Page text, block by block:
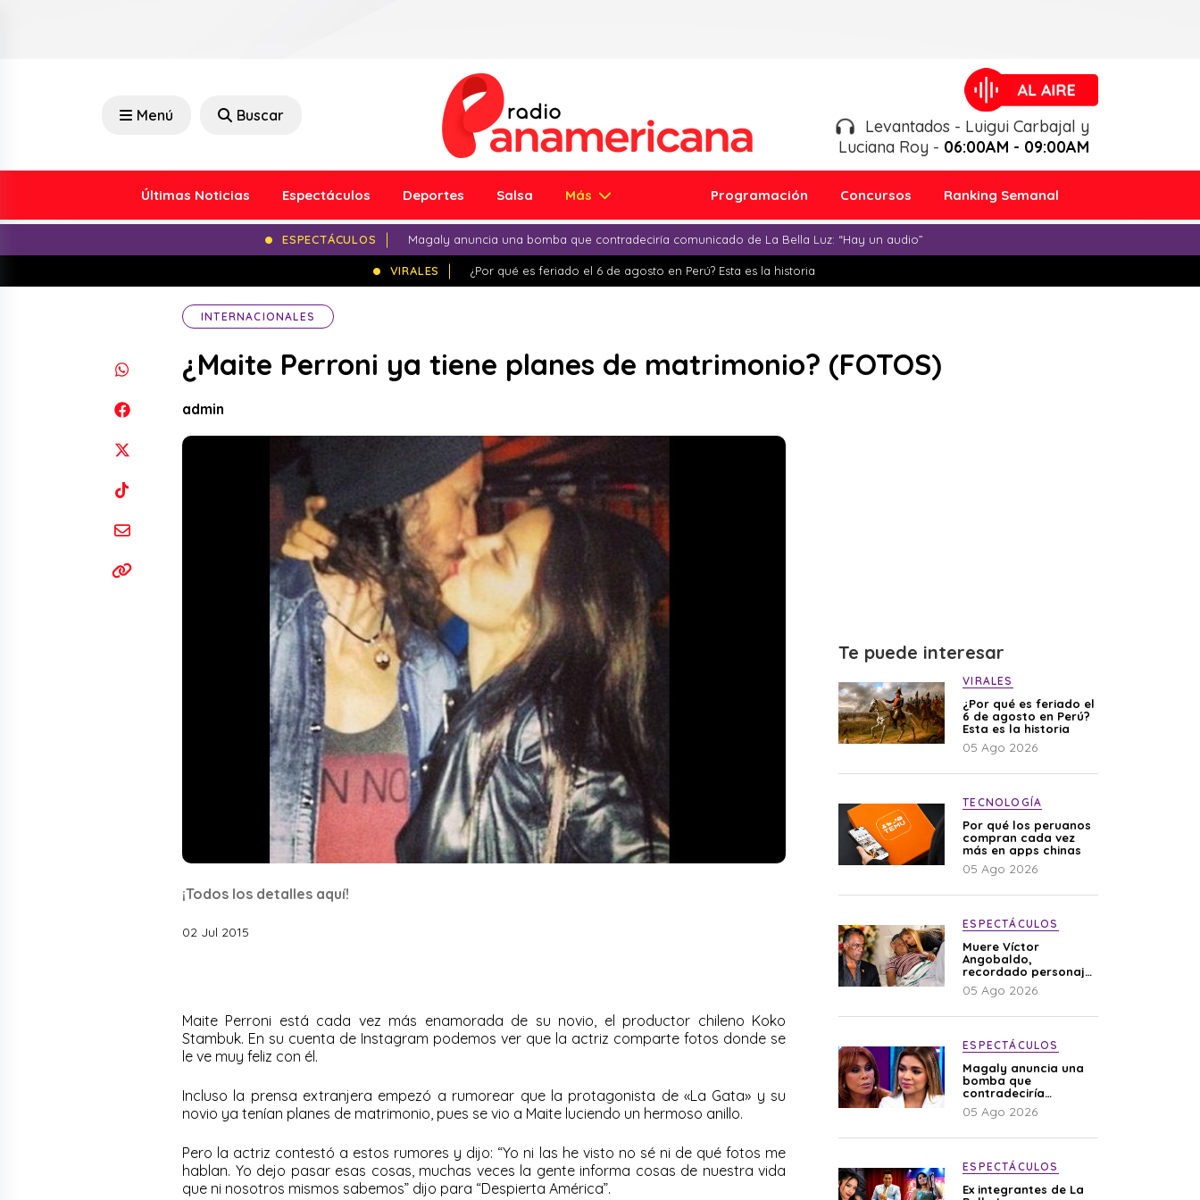
Menú Buscar
Levantados - Luigui Carbajal y
Luciana Roy - 06:00AM - 09:00AM
Últimas Noticias Espectáculos Deportes Salsa Más Programación Concursos Ranking Semanal
ESPECTÁCULOS Magaly anuncia una bomba que contradeciría comunicado de La Bella Luz: “Hay un audio”
VIRALES ¿Por qué es feriado el 6 de agosto en Perú? Esta es la historia
INTERNACIONALES
¿Maite Perroni ya tiene planes de matrimonio? (FOTOS)
admin
¡Todos los detalles aquí!
02 Jul 2015
Maite Perroni está cada vez más enamorada de su novio, el productor chileno Koko
Stambuk. En su cuenta de Instagram podemos ver que la actriz comparte fotos donde se
le ve muy feliz con él.
Incluso la prensa extranjera empezó a rumorear que la protagonista de «La Gata» y su
novio ya tenían planes de matrimonio, pues se vio a Maite luciendo un hermoso anillo.
Pero la actriz contestó a estos rumores y dijo: “Yo ni las he visto no sé ni de qué fotos me
hablan. Yo dejo pasar esas cosas, muchas veces la gente informa cosas de nuestra vida
que ni nosotros mismos sabemos” dijo para “Despierta América”.
Te puede interesar
VIRALES
¿Por qué es feriado el
6 de agosto en Perú?
Esta es la historia
05 Ago 2026
TECNOLOGÍA
Por qué los peruanos
compran cada vez
más en apps chinas
05 Ago 2026
ESPECTÁCULOS
Muere Víctor
Angobaldo,
recordado personaje
de la farándula y
expareja de Shirley
05 Ago 2026
ESPECTÁCULOS
Magaly anuncia una
bomba que
contradeciría
comunicado de La
Bella Luz: “Hay un
05 Ago 2026
ESPECTÁCULOS
Ex integrantes de La